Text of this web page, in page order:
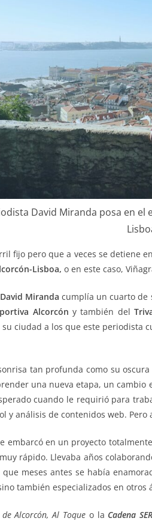
David Miranda posa en el
fijo pero que a veces se detiene
Lisboa, o en este caso,
David Miranda cumplía un cuarto de
Alcorcón y también del
ciudad a los que este
tan profunda como su
una nueva etapa, un
cuando le requirió para
y análisis de contenidos web.
embarcó en un proyecto
rápido. Llevaba años
meses antes se había
también especializados en otros
Alcorcón, Al Toque o la Cadena SER